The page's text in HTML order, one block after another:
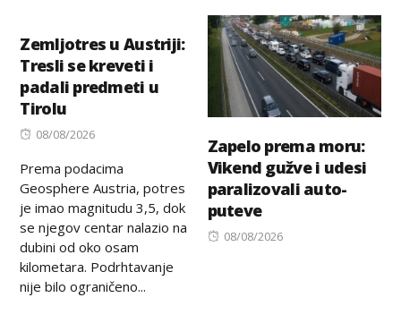
Zemljotres u Austriji:
Tresli se kreveti i
padali predmeti u
Tirolu
Posted
08/08/2026
Prema podacima
Geosphere Austria, potres
je imao magnitudu 3,5, dok
se njegov centar nalazio na
dubini od oko osam
kilometara. Podrhtavanje
nije bilo ograničeno...
Zapelo prema moru:
Vikend gužve i udesi
paralizovali auto-
puteve
Posted
08/08/2026